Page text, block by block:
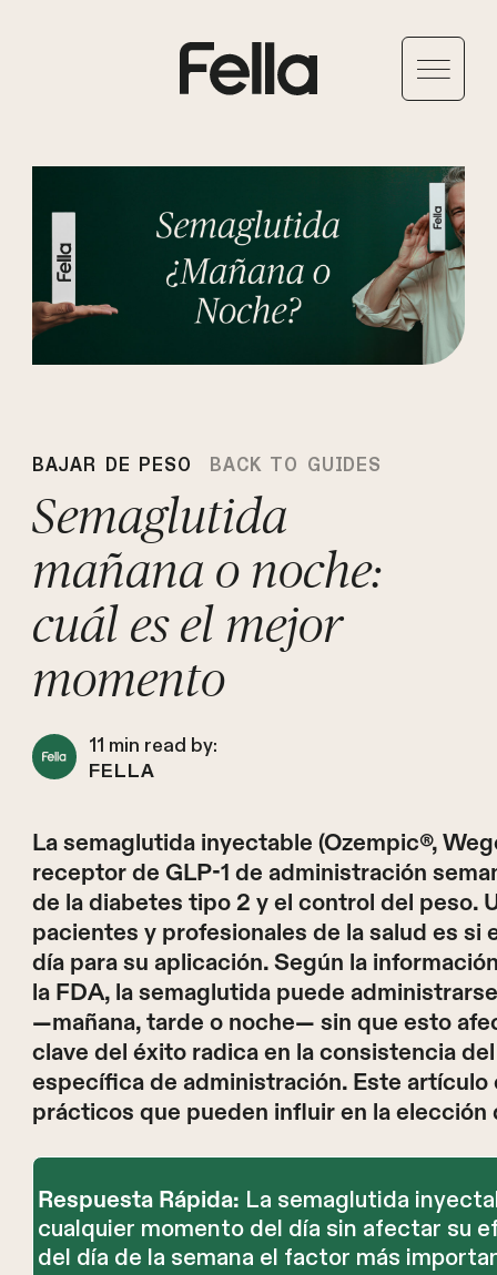
BAJAR DE PESO BACK TO GUIDES
Semaglutida
mañana o noche:
cuál es el mejor
momento
11 min read by:
FELLA
La semaglutida inyectable (Ozempic®,
receptor de GLP-1 de administración
de la diabetes tipo 2 y el control del peso.
pacientes y profesionales de la salud es si
día para su aplicación. Según la
la FDA, la semaglutida puede
—mañana, tarde o noche— sin que esto
clave del éxito radica en la consistencia
específica de administración. Este artículo
prácticos que pueden influir en la elección
Respuesta Rápida: La semaglutida
cualquier momento del día sin afectar su
del día de la semana el factor más